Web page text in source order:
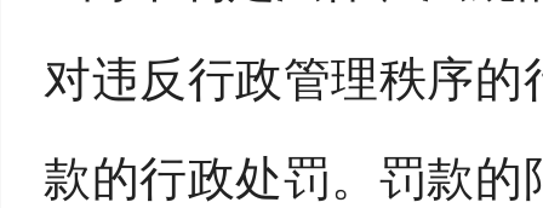
对违反行政管理秩序
款的行政处罚。罚款